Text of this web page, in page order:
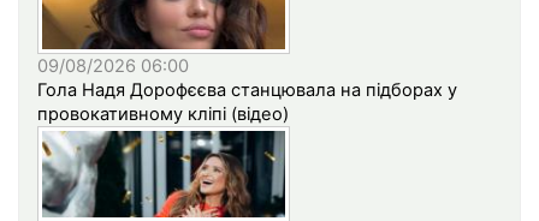
09/08/2026 06:00
Гола Надя Дорофєєва станцювала на підборах у
провокативному кліпі (відео)